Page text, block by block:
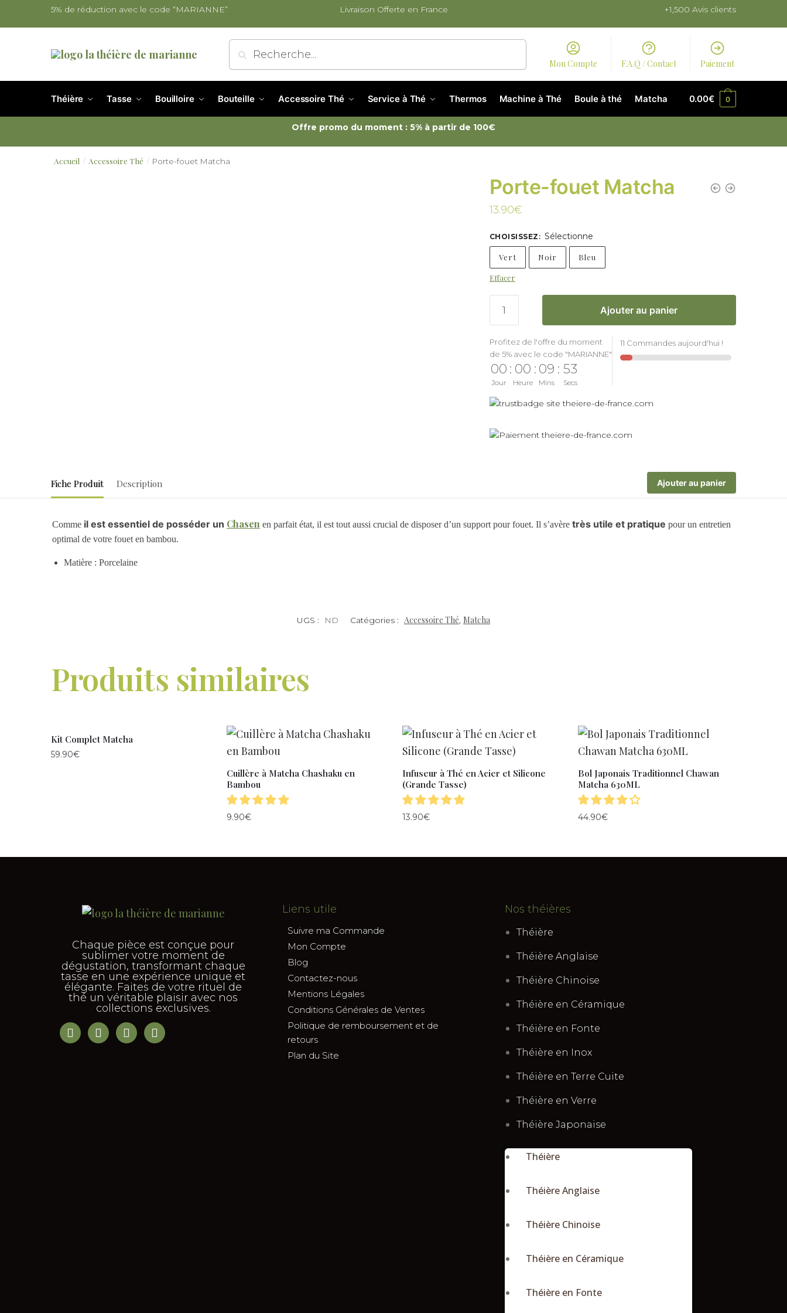
5% de réduction avec le code “MARIANNE” Livraison Offerte en France +1,500 Avis clients
Recherche
Mon Compte F.A.Q / Contact Paiement
Théière Tasse Bouilloire Bouteille Accessoire Thé Service à Thé Thermos Machine à Thé Boule à thé Matcha 0.00€ 0
Offre promo du moment : 5% à partir de 100€
Accueil / Accessoire Thé / Porte-fouet Matcha
Porte-fouet Matcha
13.90€
CHOISISSEZ : Sélectionne
Vert Noir Bleu
Effacer
Ajouter au panier
Profitez de l'offre du moment
de 5% avec le code "MARIANNE"
00
Jour
: 00
Heure
: 09
Mins
: 52
Secs
11 Commandes aujourd'hui !
Fiche Produit Description Ajouter au panier
Comme il est essentiel de posséder un Chasen en parfait état, il est tout aussi crucial de disposer d’un support pour fouet. Il s’avère très utile et pratique pour un entretien
optimal de votre fouet en bambou.
Matière : Porcelaine
UGS : ND Catégories : Accessoire Thé, Matcha
Produits similaires
Kit Complet Matcha
59.90€
Cuillère à Matcha Chashaku en
Bambou
9.90€
Infuseur à Thé en Acier et Silicone
(Grande Tasse)
13.90€
Bol Japonais Traditionnel Chawan
Matcha 630ML
44.90€
Chaque pièce est conçue pour
sublimer votre moment de
dégustation, transformant chaque
tasse en une expérience unique et
élégante. Faites de votre rituel de
thé un véritable plaisir avec nos
collections exclusives.
Liens utile
Suivre ma Commande
Mon Compte
Blog
Contactez-nous
Mentions Légales
Conditions Générales de Ventes
Politique de remboursement et de
retours
Plan du Site
Nos théières
Théière
Théière Anglaise
Théière Chinoise
Théière en Céramique
Théière en Fonte
Théière en Inox
Théière en Terre Cuite
Théière en Verre
Théière Japonaise
Théière
Théière Anglaise
Théière Chinoise
Théière en Céramique
Théière en Fonte